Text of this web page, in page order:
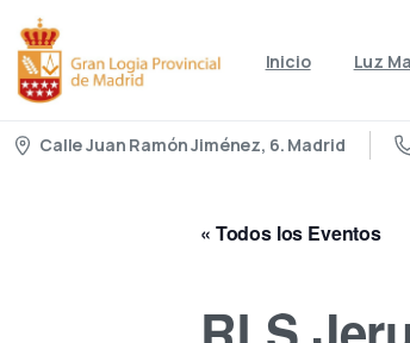
Inicio Luz
Calle Juan Ramón Jiménez, 6. Madrid
« Todos los Eventos